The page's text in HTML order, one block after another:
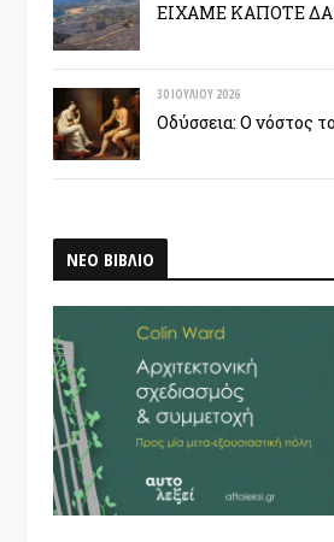
ΕΙΧΑΜΕ ΚΑΠΟΤΕ
30 ΙΟΥΛΊΟΥ 2026
Οδύσσεια: Ο νόστος
ΝΕΟ ΒΙΒΛΙΟ